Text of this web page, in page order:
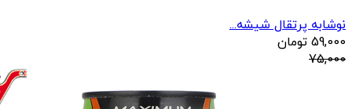
نوشابه پرتقال شیشه...
59,000 تومان
75,000